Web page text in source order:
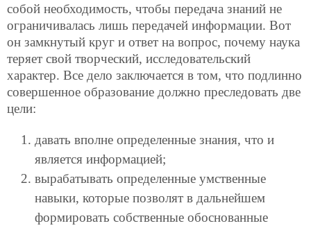
собой необходимость, чтобы передача знаний не
ограничивалась лишь передачей информации. Вот
он замкнутый круг и ответ на вопрос, почему наука
теряет свой творческий, исследовательский
характер. Все дело заключается в том, что подлинно
совершенное образование должно преследовать две
цели:
давать вполне определенные знания, что и
является информацией;
вырабатывать определенные умственные
навыки, которые позволят в дальнейшем
формировать собственные обоснованные